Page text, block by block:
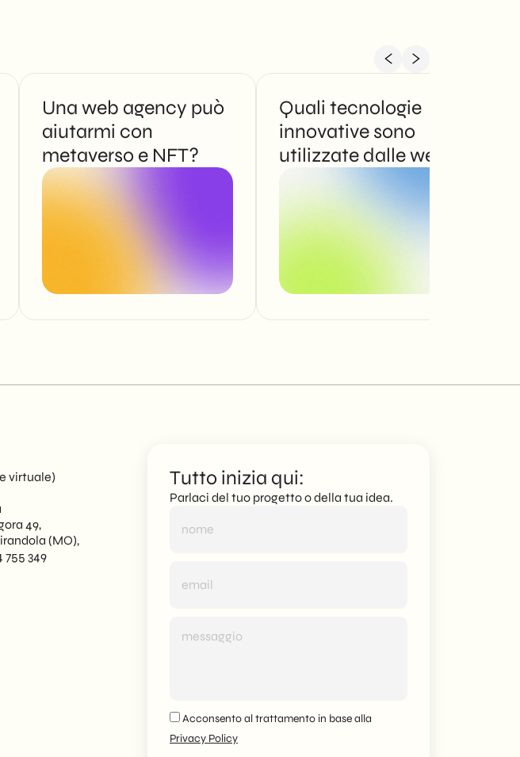
Una web agency può
aiutarmi con
metaverso e NFT?
Quali tecnologie
innovative sono
utilizzate dalle web
virtuale)
49,
(MO),
755 349
Tutto inizia qui:
Parlaci del tuo progetto o della tua idea.
Acconsento al trattamento in base alla
Privacy Policy